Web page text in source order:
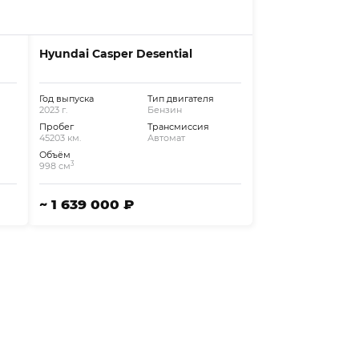
Hyundai Casper Desential
Год выпуска
2023 г.
Пробег
45203 км.
Объём
998 см3
Тип двигателя
Бензин
Трансмиссия
Автомат
~ 1 639 000 ₽